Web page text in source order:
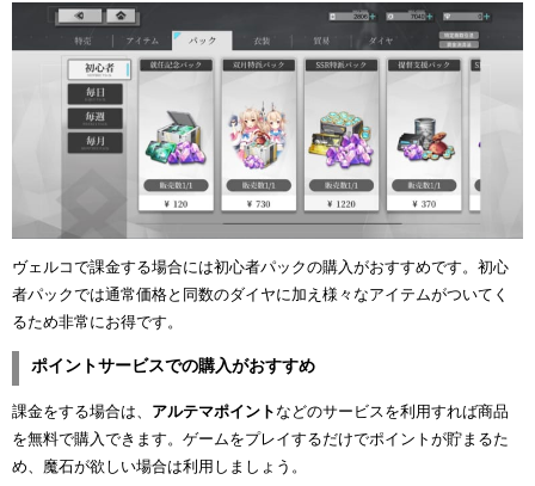
ヴェルコで課金する場合には初心者パックの購入がおすすめです。初心
者パックでは通常価格と同数のダイヤに加え様々なアイテムがついてく
るため非常にお得です。
ポイントサービスでの購入がおすすめ
課金をする場合は、 アルテマポイントなどのサービスを利用すれば商品
を無料で購入できます。ゲームをプレイするだけでポイントが貯まるた
め、魔石が欲しい場合は利用しましょう。